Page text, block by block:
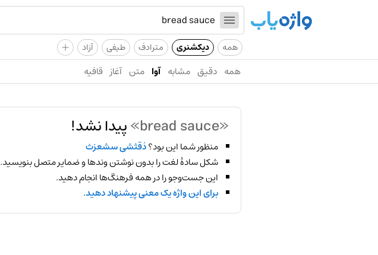
همه دیکشنری مترادف طیفی آزاد +
همه دقیق مشابه آوا متن آغاز قافیه
«bread sauce» پیدا نشد!
منظور شما این بود؟ذقثشی سشعزث
شکل سادهٔ لغت را بدون نوشتن وندها و ضمایر متصل بنویسید.
این جست‌وجو را در همه فرهنگ‌ها انجام دهید.
برای این واژه یک معنی پیشنهاد دهید.